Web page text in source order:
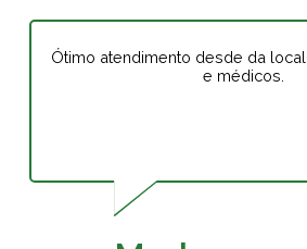
Ótimo atendimento desde da
e médicos.